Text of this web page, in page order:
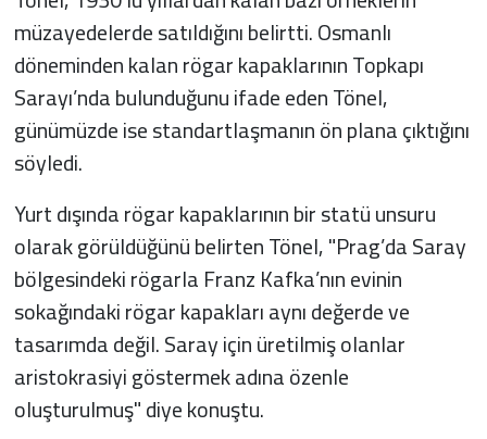
müzayedelerde satıldığını belirtti. Osmanlı
döneminden kalan rögar kapaklarının Topkapı
Sarayı’nda bulunduğunu ifade eden Tönel,
günümüzde ise standartlaşmanın ön plana çıktığını
söyledi.
Yurt dışında rögar kapaklarının bir statü unsuru
olarak görüldüğünü belirten Tönel, "Prag’da Saray
bölgesindeki rögarla Franz Kafka’nın evinin
sokağındaki rögar kapakları aynı değerde ve
tasarımda değil. Saray için üretilmiş olanlar
aristokrasiyi göstermek adına özenle
oluşturulmuş" diye konuştu.